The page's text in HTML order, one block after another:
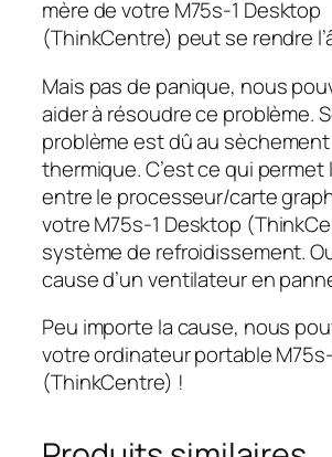
mère de votre M75s-1 Desktop
(ThinkCentre) peut se rendre
Mais pas de panique, nous
aider à résoudre ce problème.
problème est dû au
thermique. C’est ce qui
entre le processeur/carte
votre M75s-1 Desktop
système de refroidissement.
cause d’un ventilateur en
Peu importe la cause, nous
votre ordinateur portable
(ThinkCentre) !